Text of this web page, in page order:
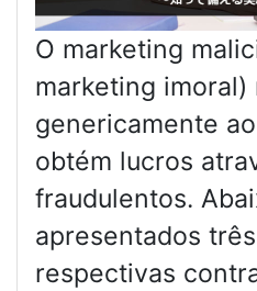
O marketing
marketing
genericamente
obtém lucros
fraudulentos.
apresentados
respectivas